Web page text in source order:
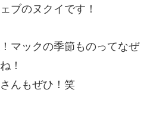
ブのヌクイです！
マックの季節ものってなぜ
！
んもぜひ！笑